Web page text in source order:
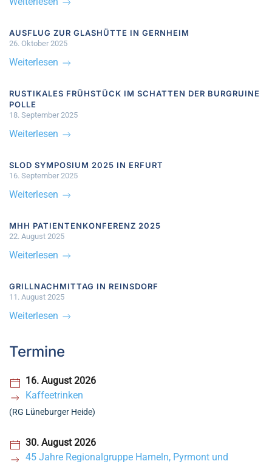
AUSFLUG ZUR GLASHÜTTE IN GERNHEIM
26. Oktober 2025
Weiterlesen
RUSTIKALES FRÜHSTÜCK IM SCHATTEN DER BURGRUINE
POLLE
18. September 2025
Weiterlesen
SLOD SYMPOSIUM 2025 IN ERFURT
16. September 2025
Weiterlesen
MHH PATIENTENKONFERENZ 2025
22. August 2025
Weiterlesen
GRILLNACHMITTAG IN REINSDORF
11. August 2025
Weiterlesen
Termine
16. August 2026
Kaffeetrinken
(RG Lüneburger Heide)
30. August 2026
45 Jahre Regionalgruppe Hameln, Pyrmont und